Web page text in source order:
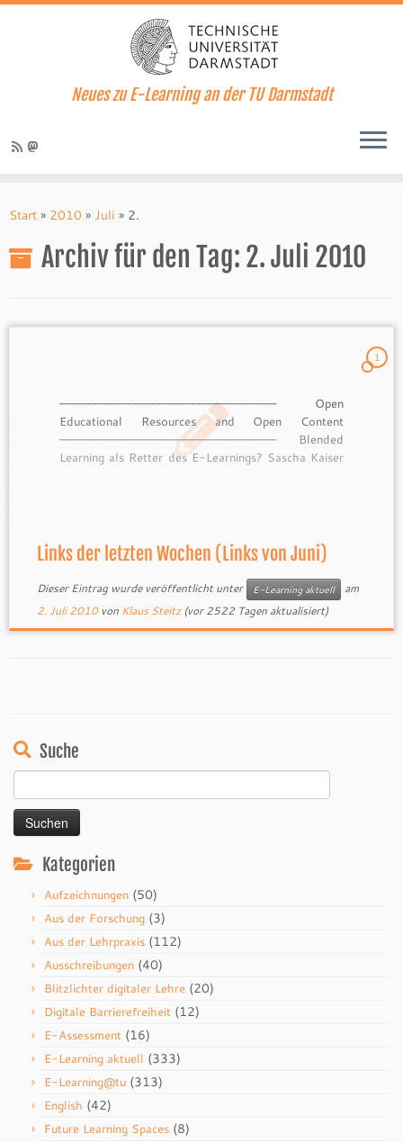
Inhalt
Neues zu E-Learning an der TU Darmstadt
Start » 2010 » Juli » 2.
Archiv für den Tag: 2. Juli 2010
1
——————————————————————————– Open
Educational Resources and Open Content
——————————————————————————– Blended
Learning als Retter des E-Learnings? Sascha Kaiser
fördern? – Der mögliche Beitrag von Open Content
Artikel von Sandra […]
Links der letzten Wochen (Links von Juni)
Dieser Eintrag wurde veröffentlicht unter E-Learning aktuell
am
2. Juli 2010 von Klaus Steitz(vor 2522 Tagen aktualisiert)
Suche
nach:
Kategorien
Aufzeichnungen (50)
Aus der Forschung (3)
Aus der Lehrpraxis (112)
Ausschreibungen (40)
Blitzlichter digitaler Lehre (20)
Digitale Barrierefreiheit (12)
E-Assessment (16)
E-Learning aktuell (333)
E-Learning@tu (313)
English (42)
Future Learning Spaces (8)